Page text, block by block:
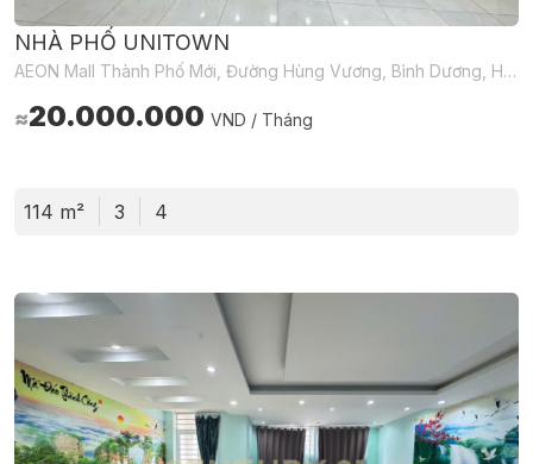
NHÀ PHỐ UNITOWN
AEON Mall Thành Phố Mới, Đường Hùng Vương, Bình Dương, Hồ Chí Minh, Việt Nam
≈20.000.000 VND / Tháng
114 m² 3 4